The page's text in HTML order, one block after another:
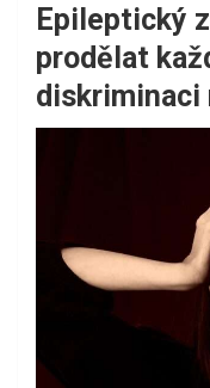
Epileptický
prodělat
diskriminaci